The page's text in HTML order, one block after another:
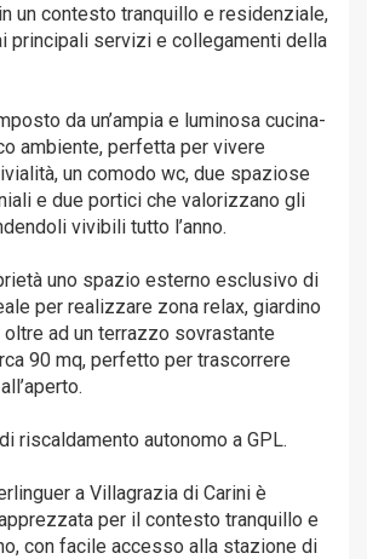
un contesto tranquillo e residenziale,
principali servizi e collegamenti della
da un’ampia e luminosa cucina-
ambiente, perfetta per vivere
un comodo wc, due spaziose
e due portici che valorizzano gli
vivibili tutto l’anno.
uno spazio esterno esclusivo di
per realizzare zona relax, giardino
oltre ad un terrazzo sovrastante
90 mq, perfetto per trascorrere
riscaldamento autonomo a GPL.
a Villagrazia di Carini è
per il contesto tranquillo e
con facile accesso alla stazione di